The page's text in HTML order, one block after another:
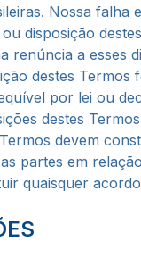
Nossa falha
disposição
renúncia a esses
destes Termos
por lei ou
destes
devem
partes em
quaisquer